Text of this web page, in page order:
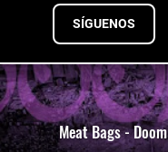
SÍGUENOS
Meat Bags - Doom